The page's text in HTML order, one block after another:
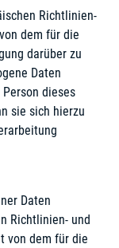
Richtlinien-
dem für die
darüber zu
Daten
dieses
sie sich hierzu
Daten
Richtlinien- und
von dem für die